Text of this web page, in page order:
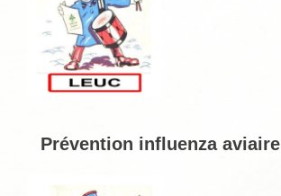
Prévention influenza aviaire